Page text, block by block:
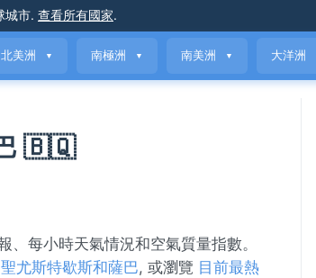
城市. 查看所有國家.
北美洲 ▼ 南極洲 ▼ 南美洲 ▼ 大洋洲
巴 🇧🇶
每小時天氣情況和空氣質量指數。
尤斯特歇斯和薩巴, 或瀏覽 目前最熱